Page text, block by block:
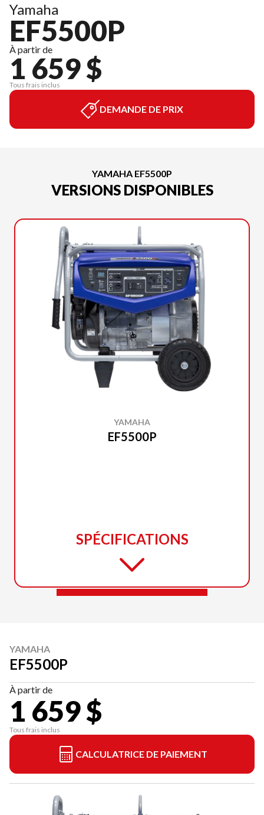
Yamaha
EF5500P
À partir de
1 659 $
Tous frais inclus
DEMANDE DE PRIX
YAMAHA EF5500P
VERSIONS DISPONIBLES
YAMAHA
EF5500P
SPÉCIFICATIONS
YAMAHA
EF5500P
À partir de
1 659 $
Tous frais inclus
CALCULATRICE DE PAIEMENT